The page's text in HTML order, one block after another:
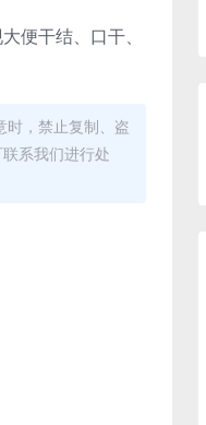
便干结、口干、
时，禁止复制、盗
系我们进行处